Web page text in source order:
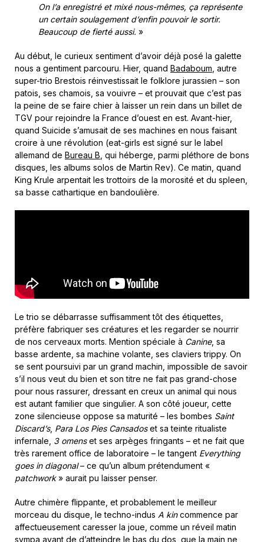
On l’a enregistré et mixé nous-mêmes, ça représente
un certain soulagement d’enfin pouvoir le sortir.
Beaucoup de fierté aussi. »
Au début, le curieux sentiment d’avoir déjà posé la galette
nous a gentiment parcouru. Hier, quand Badaboum , autre
super-trio Brestois réinvestissait le folklore jurassien – son
patois, ses chamois, sa vouivre – et prouvait que c’est pas
la peine de se faire chier à laisser un rein dans un billet de
TGV pour rejoindre la France d’ouest en est. Avant-hier,
quand Suicide s’amusait de ses machines en nous faisant
croire à une révolution (eat-girls est signé sur le label
allemand de Bureau B , qui héberge, parmi pléthore de bons
disques, les albums solos de Martin Rev). Ce matin, quand
King Krule arpentait les trottoirs de la morosité et du spleen,
sa basse cathartique en bandoulière.
Le trio se débarrasse suffisamment tôt des étiquettes,
préfère fabriquer ses créatures et les regarder se nourrir
de nos cerveaux morts. Mention spéciale à Canine, sa
basse ardente, sa machine volante, ses claviers trippy. On
se sent poursuivi par un grand machin, impossible de savoir
s’il nous veut du bien et son titre ne fait pas grand-chose
pour nous rassurer, dressant en creux un animal qui nous
est autant familier que singulier. A son côté joueur, cette
zone silencieuse oppose sa maturité – les bombes Saint
Discard’s, Para Los Pies Cansadoset sa teinte ritualiste
infernale, 3 omenset ses arpèges fringants – et ne fait que
très rarement office de laboratoire – le tangent Everything
goes in diagonal– ce qu’un album prétendument «
patchwork» aurait pu laisser penser.
Autre chimère flippante, et probablement le meilleur
morceau du disque, le techno-indus A kincommence par
affectueusement caresser la joue, comme un réveil matin
sympa avant de d’atteindre le bas du dos, que la main ne